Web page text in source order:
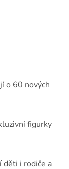
o 60 nových
figurky
děti i rodiče a